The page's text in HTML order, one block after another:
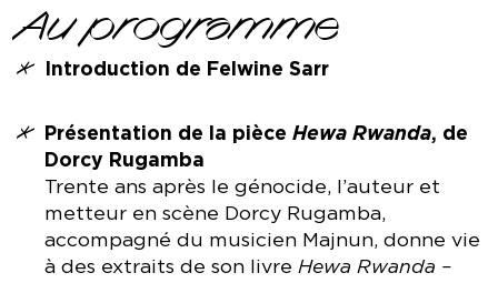
Au programme
Introduction de Felwine Sarr
Présentation de la pièce Hewa Rwanda, de
Dorcy Rugamba
Trente ans après le génocide, l’auteur et
metteur en scène Dorcy Rugamba,
accompagné du musicien Majnun, donne vie
à des extraits de son livre Hewa Rwanda –